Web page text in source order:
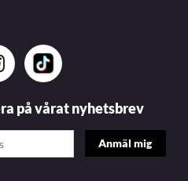
på vårat nyhetsbrev